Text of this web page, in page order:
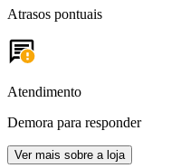
Atrasos pontuais
Atendimento
Demora para responder
Ver mais sobre a loja